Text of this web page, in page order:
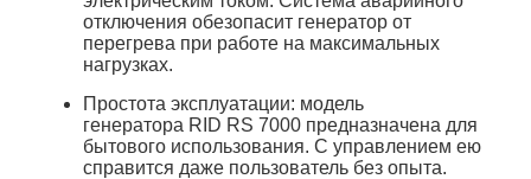
отключения обезопасит генератор от
перегрева при работе на максимальных
нагрузках.
Простота эксплуатации: модель
генератора RID RS 7000 предназначена для
бытового использования. С управлением ею
справится даже пользователь без опыта.